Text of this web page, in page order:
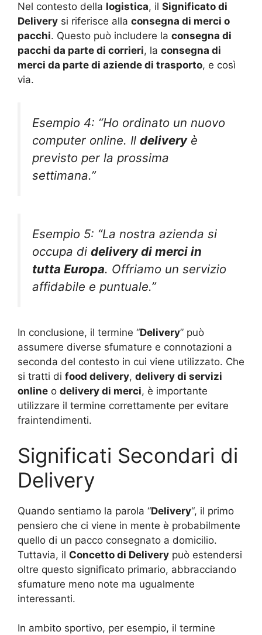
Nel contesto della logistica, il Significato di
Delivery si riferisce alla consegna di merci o
pacchi. Questo può includere la consegna di
pacchi da parte di corrieri, la consegna di
merci da parte di aziende di trasporto, e così
via.
Esempio 4: “Ho ordinato un nuovo
computer online. Il deliveryè
previsto per la prossima
settimana.”
Esempio 5: “La nostra azienda si
occupa di delivery di merci in
tutta Europa. Offriamo un servizio
affidabile e puntuale.”
In conclusione, il termine “Delivery” può
assumere diverse sfumature e connotazioni a
seconda del contesto in cui viene utilizzato. Che
si tratti di food delivery, delivery di servizi
online o delivery di merci, è importante
utilizzare il termine correttamente per evitare
fraintendimenti.
Significati Secondari di
Delivery
Quando sentiamo la parola “Delivery“, il primo
pensiero che ci viene in mente è probabilmente
quello di un pacco consegnato a domicilio.
Tuttavia, il Concetto di Delivery può estendersi
oltre questo significato primario, abbracciando
sfumature meno note ma ugualmente
interessanti.
In ambito sportivo, per esempio, il termine